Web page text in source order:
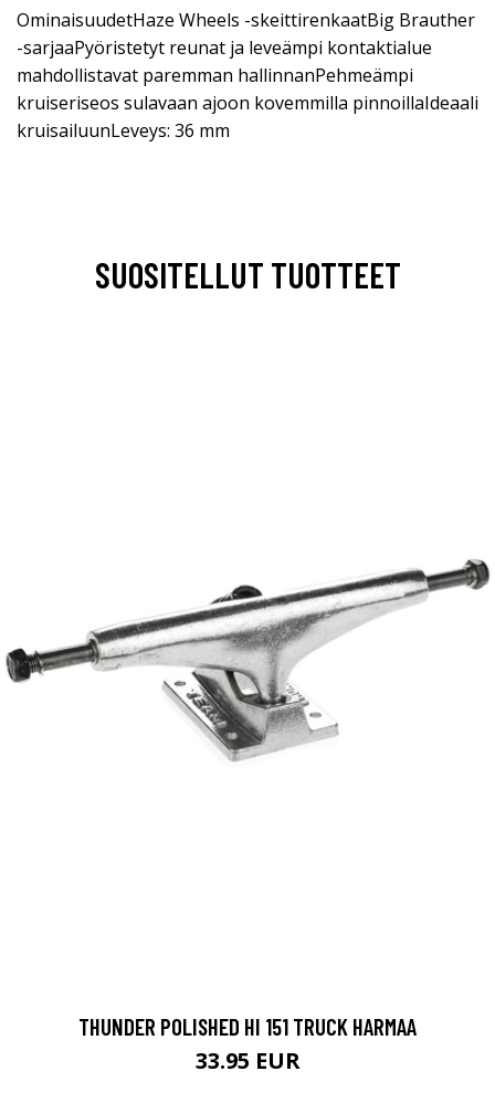
OminaisuudetHaze Wheels -skeittirenkaatBig Brauther
-sarjaaPyöristetyt reunat ja leveämpi kontaktialue
mahdollistavat paremman hallinnanPehmeämpi
kruiseriseos sulavaan ajoon kovemmilla pinnoillaIdeaali
kruisailuunLeveys: 36 mm
SUOSITELLUT TUOTTEET
THUNDER POLISHED HI 151 TRUCK HARMAA
33.95 EUR